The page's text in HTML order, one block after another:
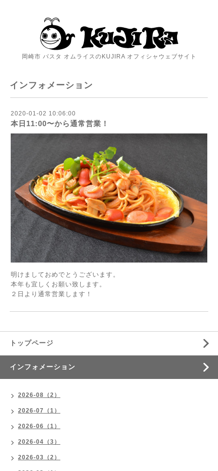
岡崎市 パスタ オムライスのKUJIRA オフィシャウェブサイト
インフォメーション
2020-01-02 10:06:00
本日11:00〜から通常営業！
明けましておめでとうございます。
本年も宜しくお願い致します。
２日より通常営業します！
トップページ
インフォメーション
2026-08（2）
2026-07（1）
2026-06（1）
2026-04（3）
2026-03（2）